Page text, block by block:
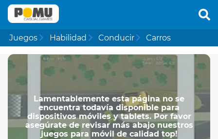
Juegos Habilidad Conducir Carros
Lamentablemente esta página no se
encuentra todavía disponible para
dispositivos móviles y tablets. Por favor
asegúrate de revisar más abajo nuestros
juegos para móvil de calidad top!